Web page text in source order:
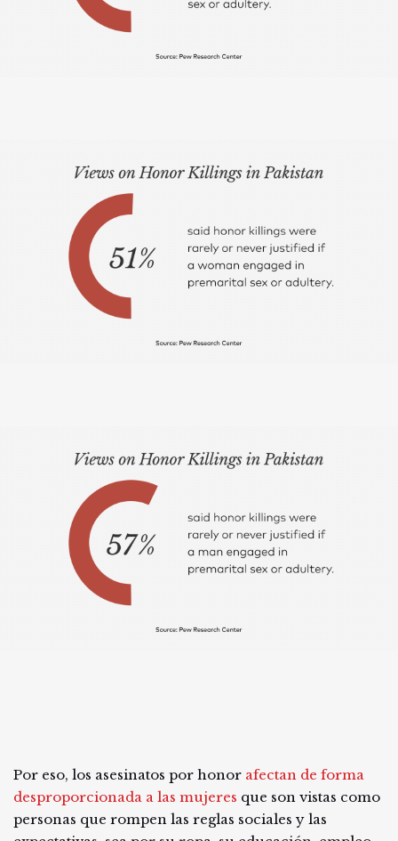
Por eso, los asesinatos por honor afectan de forma
desproporcionada a las mujeres que son vistas como
personas que rompen las reglas sociales y las